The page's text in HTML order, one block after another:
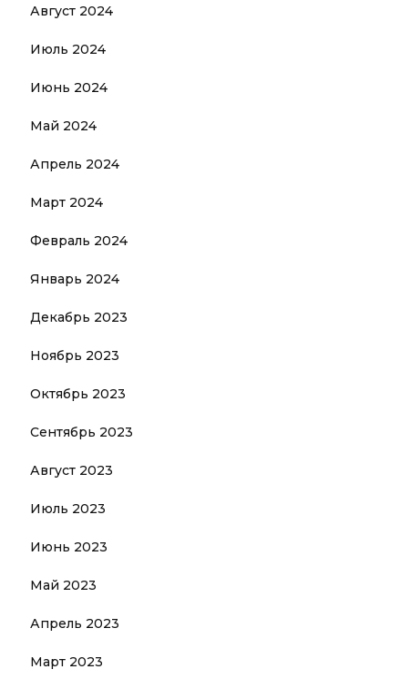
Август 2024
Июль 2024
Июнь 2024
Май 2024
Апрель 2024
Март 2024
Февраль 2024
Январь 2024
Декабрь 2023
Ноябрь 2023
Октябрь 2023
Сентябрь 2023
Август 2023
Июль 2023
Июнь 2023
Май 2023
Апрель 2023
Март 2023